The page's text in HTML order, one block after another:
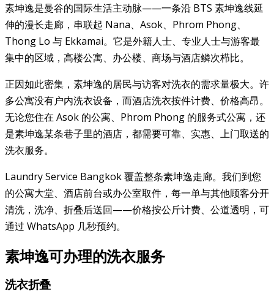
素坤逸是曼谷的国际生活主动脉——一条沿 BTS 素坤逸线延
伸的漫长走廊，串联起 Nana、Asok、Phrom Phong、
Thong Lo 与 Ekkamai。它是外籍人士、专业人士与游客最
集中的区域，高楼公寓、办公楼、商场与酒店鳞次栉比。
正因如此密集，素坤逸的居民与访客对洗衣的需求量极大。许
多公寓没有户内洗衣设备，而酒店洗衣按件计费、价格高昂。
无论您住在 Asok 的公寓、Phrom Phong 的服务式公寓，还
是素坤逸某条巷子里的酒店，都需要可靠、实惠、上门取送的
洗衣服务。
Laundry Service Bangkok 覆盖整条素坤逸走廊。我们到您
的公寓大堂、酒店前台或办公室取件，每一单与其他顾客分开
清洗，洗净、折叠后送回——价格按公斤计费、公道透明，可
通过 WhatsApp 几秒预约。
素坤逸可办理的洗衣服务
洗衣折叠